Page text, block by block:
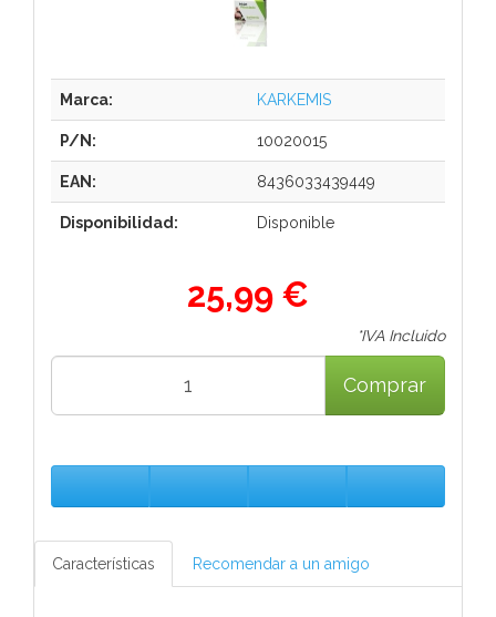
Marca: KARKEMIS
P/N: 10020015
EAN: 8436033439449
Disponibilidad: Disponible
25,99 €
*IVA Incluido
Comprar
Características Recomendar a un amigo